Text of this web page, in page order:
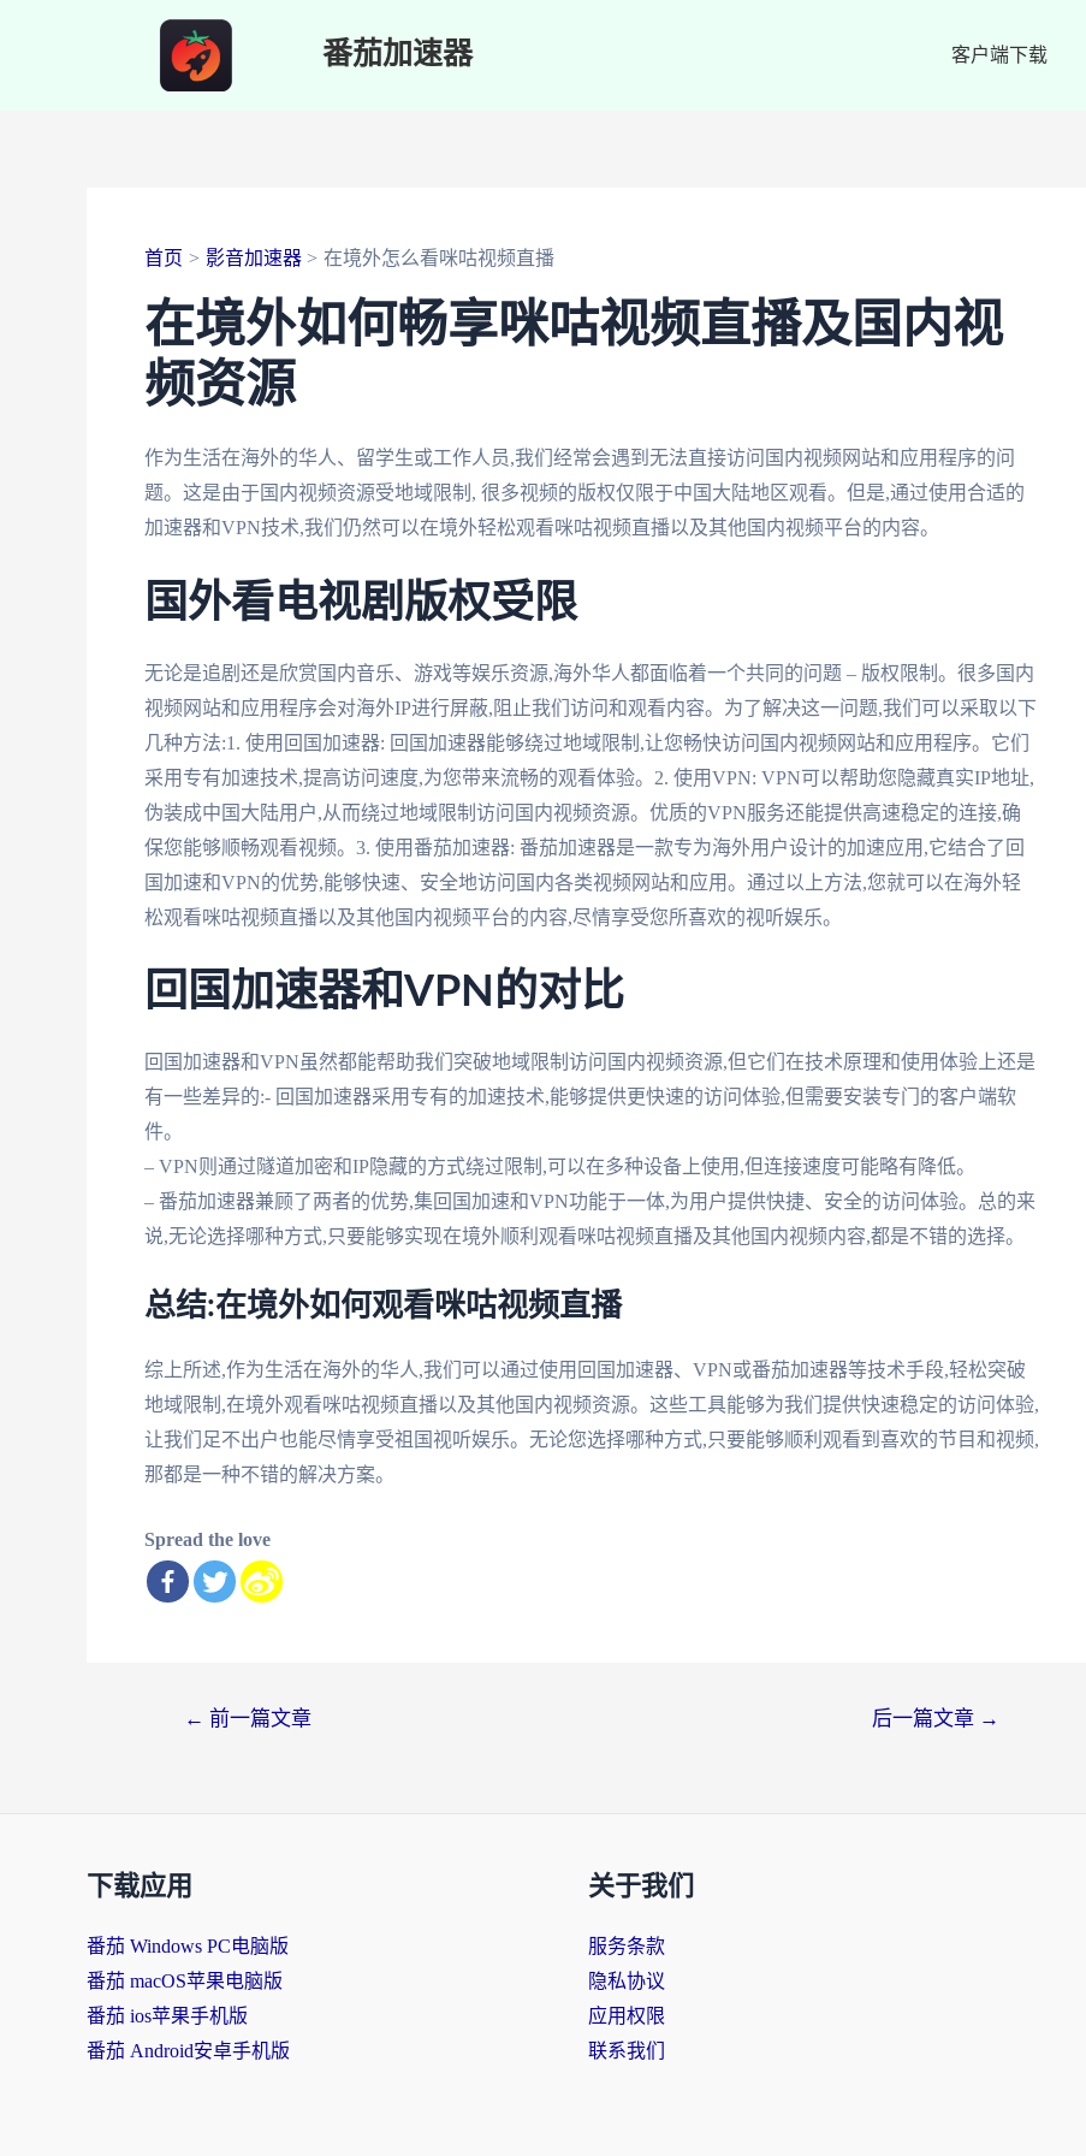
番茄加速器 客户端下载
首页 影音加速器 在境外怎么看咪咕视频直播
在境外如何畅享咪咕视频直播及国内视
频资源
作为生活在海外的华人、留学生或工作人员,我们经常会遇到无法直接访问国内视频网站和应用程序的问
题。这是由于国内视频资源受地域限制, 很多视频的版权仅限于中国大陆地区观看。但是,通过使用合适的
加速器和VPN技术,我们仍然可以在境外轻松观看咪咕视频直播以及其他国内视频平台的内容。
国外看电视剧版权受限
无论是追剧还是欣赏国内音乐、游戏等娱乐资源,海外华人都面临着一个共同的问题 – 版权限制。很多国内
视频网站和应用程序会对海外IP进行屏蔽,阻止我们访问和观看内容。为了解决这一问题,我们可以采取以下
几种方法:1. 使用回国加速器: 回国加速器能够绕过地域限制,让您畅快访问国内视频网站和应用程序。它们
采用专有加速技术,提高访问速度,为您带来流畅的观看体验。2. 使用VPN: VPN可以帮助您隐藏真实IP地址,
伪装成中国大陆用户,从而绕过地域限制访问国内视频资源。优质的VPN服务还能提供高速稳定的连接,确
保您能够顺畅观看视频。3. 使用番茄加速器: 番茄加速器是一款专为海外用户设计的加速应用,它结合了回
国加速和VPN的优势,能够快速、安全地访问国内各类视频网站和应用。通过以上方法,您就可以在海外轻
松观看咪咕视频直播以及其他国内视频平台的内容,尽情享受您所喜欢的视听娱乐。
回国加速器和VPN的对比
回国加速器和VPN虽然都能帮助我们突破地域限制访问国内视频资源,但它们在技术原理和使用体验上还是
有一些差异的:- 回国加速器采用专有的加速技术,能够提供更快速的访问体验,但需要安装专门的客户端软
件。
– VPN则通过隧道加密和IP隐藏的方式绕过限制,可以在多种设备上使用,但连接速度可能略有降低。
– 番茄加速器兼顾了两者的优势,集回国加速和VPN功能于一体,为用户提供快捷、安全的访问体验。总的来
说,无论选择哪种方式,只要能够实现在境外顺利观看咪咕视频直播及其他国内视频内容,都是不错的选择。
总结:在境外如何观看咪咕视频直播
综上所述,作为生活在海外的华人,我们可以通过使用回国加速器、VPN或番茄加速器等技术手段,轻松突破
地域限制,在境外观看咪咕视频直播以及其他国内视频资源。这些工具能够为我们提供快速稳定的访问体验,
让我们足不出户也能尽情享受祖国视听娱乐。无论您选择哪种方式,只要能够顺利观看到喜欢的节目和视频,
那都是一种不错的解决方案。
Spread the love
← 前一篇文章 后一篇文章 →
下载应用
番茄 Windows PC电脑版
番茄 macOS苹果电脑版
番茄 ios苹果手机版
番茄 Android安卓手机版
关于我们
服务条款
隐私协议
应用权限
联系我们